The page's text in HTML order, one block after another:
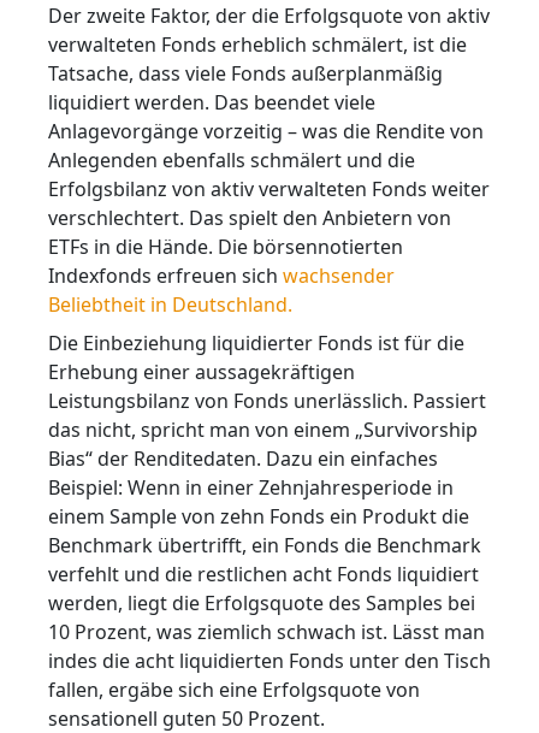
Der zweite Faktor, der die Erfolgsquote von aktiv
verwalteten Fonds erheblich schmälert, ist die
Tatsache, dass viele Fonds außerplanmäßig
liquidiert werden. Das beendet viele
Anlagevorgänge vorzeitig – was die Rendite von
Anlegenden ebenfalls schmälert und die
Erfolgsbilanz von aktiv verwalteten Fonds weiter
verschlechtert. Das spielt den Anbietern von
ETFs in die Hände. Die börsennotierten
Indexfonds erfreuen sich wachsender
Beliebtheit in Deutschland.
Die Einbeziehung liquidierter Fonds ist für die
Erhebung einer aussagekräftigen
Leistungsbilanz von Fonds unerlässlich. Passiert
das nicht, spricht man von einem „Survivorship
Bias“ der Renditedaten. Dazu ein einfaches
Beispiel: Wenn in einer Zehnjahresperiode in
einem Sample von zehn Fonds ein Produkt die
Benchmark übertrifft, ein Fonds die Benchmark
verfehlt und die restlichen acht Fonds liquidiert
werden, liegt die Erfolgsquote des Samples bei
10 Prozent, was ziemlich schwach ist. Lässt man
indes die acht liquidierten Fonds unter den Tisch
fallen, ergäbe sich eine Erfolgsquote von
sensationell guten 50 Prozent.